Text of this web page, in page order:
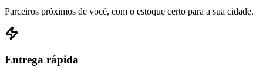
Parceiros próximos de você, com o estoque certo para a sua cidade.
Entrega rápida